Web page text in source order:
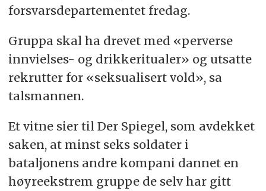
forsvarsdepartementet fredag.
Gruppa skal ha drevet med «perverse
innvielses- og drikkeritualer» og utsatte
rekrutter for «seksualisert vold», sa
talsmannen.
Et vitne sier til Der Spiegel, som avdekket
saken, at minst seks soldater i
bataljonens andre kompani dannet en
høyreekstrem gruppe de selv har gitt